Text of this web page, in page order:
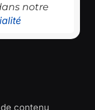
notre
contenu